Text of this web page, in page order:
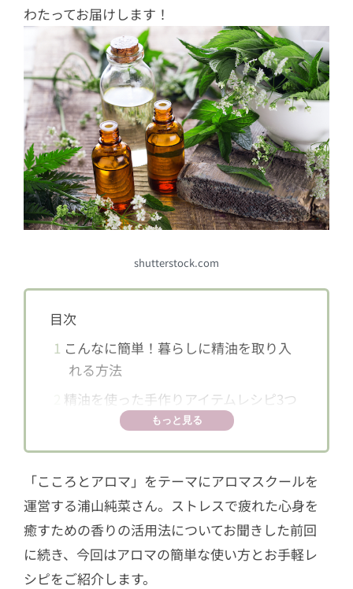
わたってお届けします！
shutterstock.com
目次
1 こんなに簡単！暮らしに精油を取り入
れる方法
精油を使った手作りアイテムレシピ3つ
もっと見る
「こころとアロマ」をテーマにアロマスクールを
運営する浦山純菜さん。ストレスで疲れた心身を
癒すための香りの活用法についてお聞きした前回
に続き、今回はアロマの簡単な使い方とお手軽レ
シピをご紹介します。